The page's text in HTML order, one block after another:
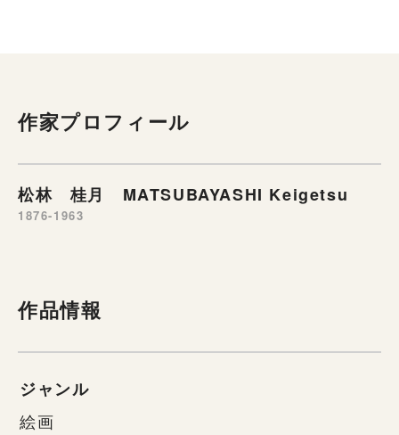
作家プロフィール
松林 桂月 MATSUBAYASHI Keigetsu
1876-1963
作品情報
ジャンル
絵画